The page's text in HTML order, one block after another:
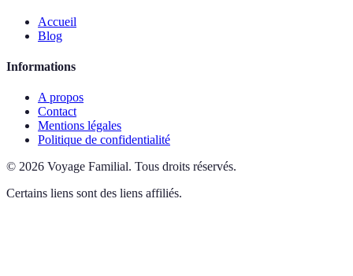
Accueil
Blog
Informations
A propos
Contact
Mentions légales
Politique de confidentialité
© 2026 Voyage Familial. Tous droits réservés.
Certains liens sont des liens affiliés.